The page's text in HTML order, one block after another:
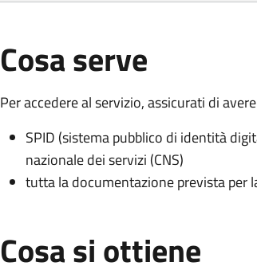
Cosa serve
Per accedere al servizio, assicurati di
SPID (sistema pubblico di identità
nazionale dei servizi (CNS)
tutta la documentazione prevista per
Cosa si ottiene